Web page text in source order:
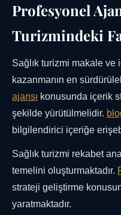
Profesyonel
Turizmindeki
Sağlık turizmi makale ve
kazanmanın en
ajansı konusunda içerik
şekilde yürütülmelidir.
bilgilendirici içeriğe
Sağlık turizmi rekabet
temelini oluşturmaktadır.
strateji geliştirme
yaratmaktadır.